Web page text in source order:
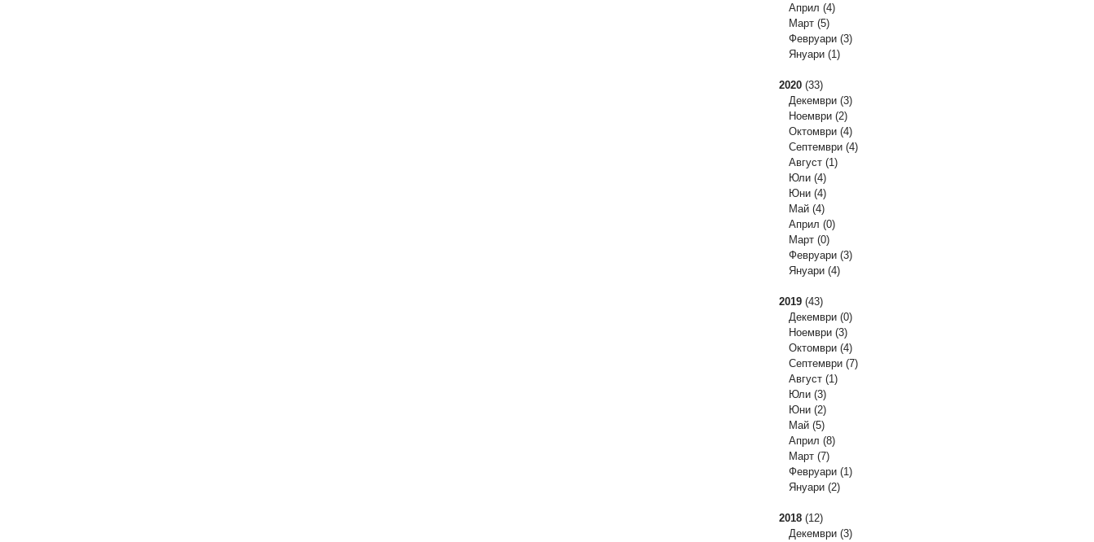
Април (4)
Март (5)
Февруари (3)
Януари (1)
2020 (33)
Декември (3)
Ноември (2)
Октомври (4)
Септември (4)
Август (1)
Юли (4)
Юни (4)
Май (4)
Април (0)
Март (0)
Февруари (3)
Януари (4)
2019 (43)
Декември (0)
Ноември (3)
Октомври (4)
Септември (7)
Август (1)
Юли (3)
Юни (2)
Май (5)
Април (8)
Март (7)
Февруари (1)
Януари (2)
2018 (12)
Декември (3)